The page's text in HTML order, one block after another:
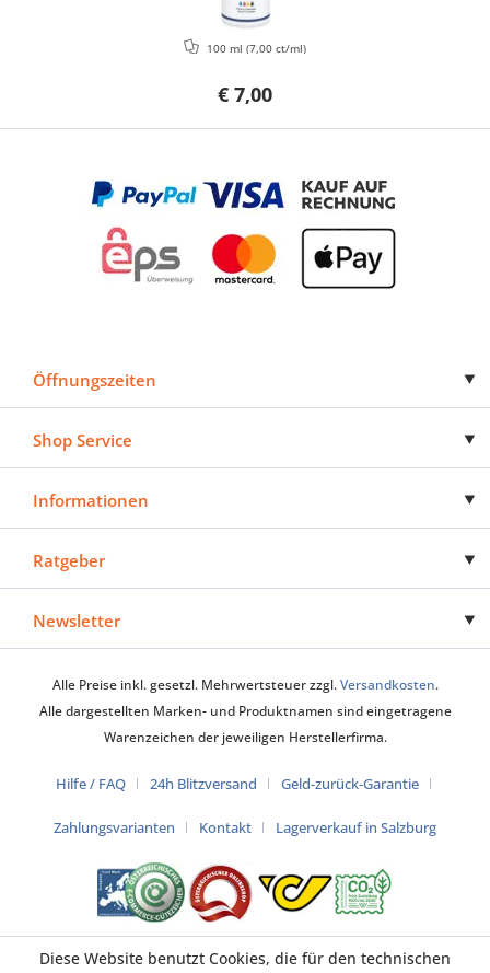
€ 7,00
100 ml (7,00 ct/ml)
Öffnungszeiten
Shop Service
Informationen
Ratgeber
Newsletter
Alle Preise inkl. gesetzl. Mehrwertsteuer zzgl.Versandkosten.
Alle dargestellten Marken- und Produktnamen sind eingetragene
Warenzeichen der jeweiligen Herstellerfirma.
Hilfe / FAQ 24h Blitzversand Geld-zurück-Garantie
Zahlungsvarianten Kontakt Lagerverkauf in Salzburg
Diese Website benutzt Cookies, die für den technischen